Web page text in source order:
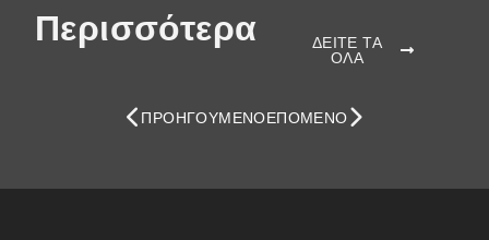
Περισσότερα
ΔΕΙΤΕ ΤΑ
ΟΛΑ
ΠΡΟΗΓΟΎΜΕΝΟΕΠΌΜΕΝΟ